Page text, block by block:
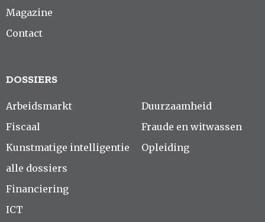
Magazine
Contact
DOSSIERS
Arbeidsmarkt
Fiscaal
Kunstmatige intelligentie
alle dossiers
Duurzaamheid
Fraude en witwassen
Opleiding
Financiering
ICT